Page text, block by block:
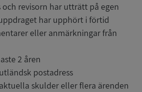
och revisorn har utträtt på egen
har upphört i förtid
eller anmärkningar från
2 åren
postadress
skulder eller flera ärenden